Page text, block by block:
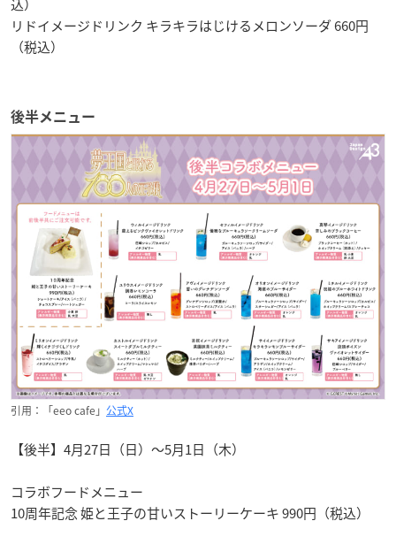
込）
リドイメージドリンク キラキラはじけるメロンソーダ 660円
（税込）
後半メニュー
引用：「eeo cafe」 公式X
【後半】4月27日（日）～5月1日（木）
コラボフードメニュー
10周年記念 姫と王子の甘いストーリーケーキ 990円（税込）